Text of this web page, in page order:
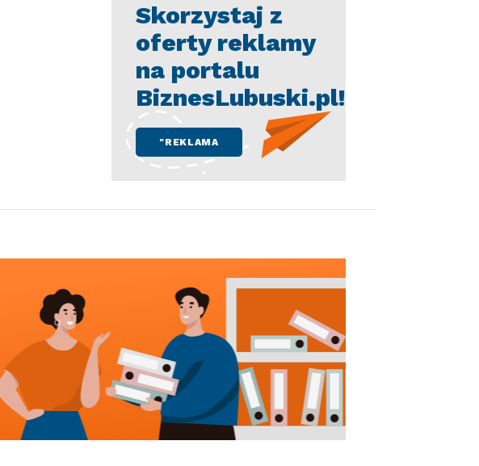
Skorzystaj z
oferty reklamy
na portalu
BiznesLubuski.pl!
"REKLAMA